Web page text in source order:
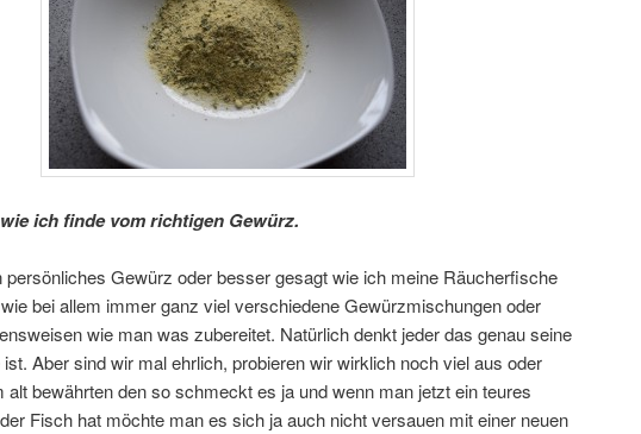
ich finde vom richtigen Gewürz.
persönliches Gewürz oder besser gesagt wie ich meine Räucherfische
bei allem immer ganz viel verschiedene Gewürzmischungen oder
wie man was zubereitet. Natürlich denkt jeder das genau seine
Aber sind wir mal ehrlich, probieren wir wirklich noch viel aus oder
alt bewährten den so schmeckt es ja und wenn man jetzt ein teures
Fisch hat möchte man es sich ja auch nicht versauen mit einer neuen